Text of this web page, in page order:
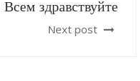
Всем здравствуйте
Next post